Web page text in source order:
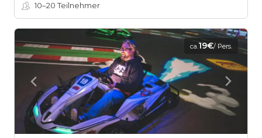
10–20Teilnehmer
ca.19€/ Pers.